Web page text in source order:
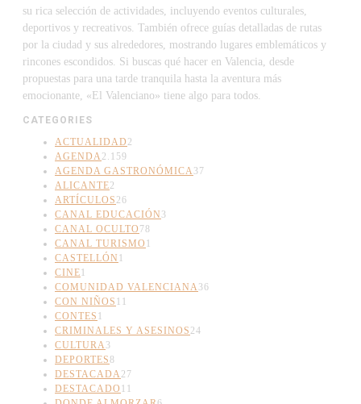
su rica selección de actividades, incluyendo eventos culturales,
deportivos y recreativos. También ofrece guías detalladas de rutas
por la ciudad y sus alrededores, mostrando lugares emblemáticos y
rincones escondidos. Si buscas qué hacer en Valencia, desde
propuestas para una tarde tranquila hasta la aventura más
emocionante, «El Valenciano» tiene algo para todos.
CATEGORIES
ACTUALIDAD 2
AGENDA2.159
AGENDA GASTRONÓMICA37
ALICANTE2
ARTÍCULOS 26
CANAL EDUCACIÓN 3
CANAL OCULTO 78
CANAL TURISMO 1
CASTELLÓN 1
CINE1
COMUNIDAD VALENCIANA36
CON NIÑOS 11
CONTES 1
CRIMINALES Y ASESINOS 24
CULTURA3
DEPORTES8
DESTACADA27
DESTACADO 11